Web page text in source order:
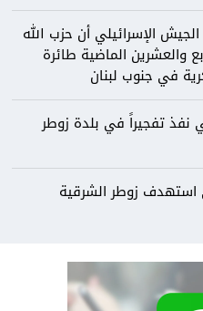
أخفى الجيش الإسرائيلي أن حزب الله
والعشرين الماضية طائرة
في جنوب لبنان
نفذ تفجيراً في بلدة زوطر
زوطر الشرقية